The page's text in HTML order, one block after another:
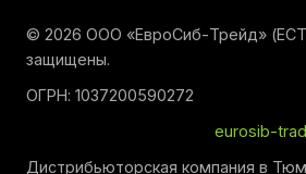
© 2026 ООО «ЕвроСиб-Трейд»
защищены.
ОГРН: 1037200590272
eurosib-
Дистрибьюторская компания в